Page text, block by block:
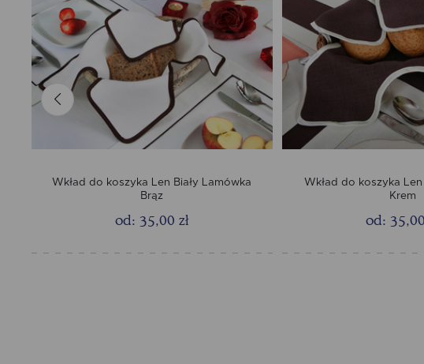
Wkład do koszyka Len Biały Lamówka
Brąz
od: 35,00 zł
Wkład do koszyka
Krem
od: